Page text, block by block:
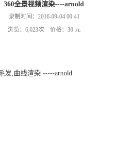
360全景视频渲染----arnold
录制时间：2016-09-04 00:41
浏览：6,023次 价格：30 元